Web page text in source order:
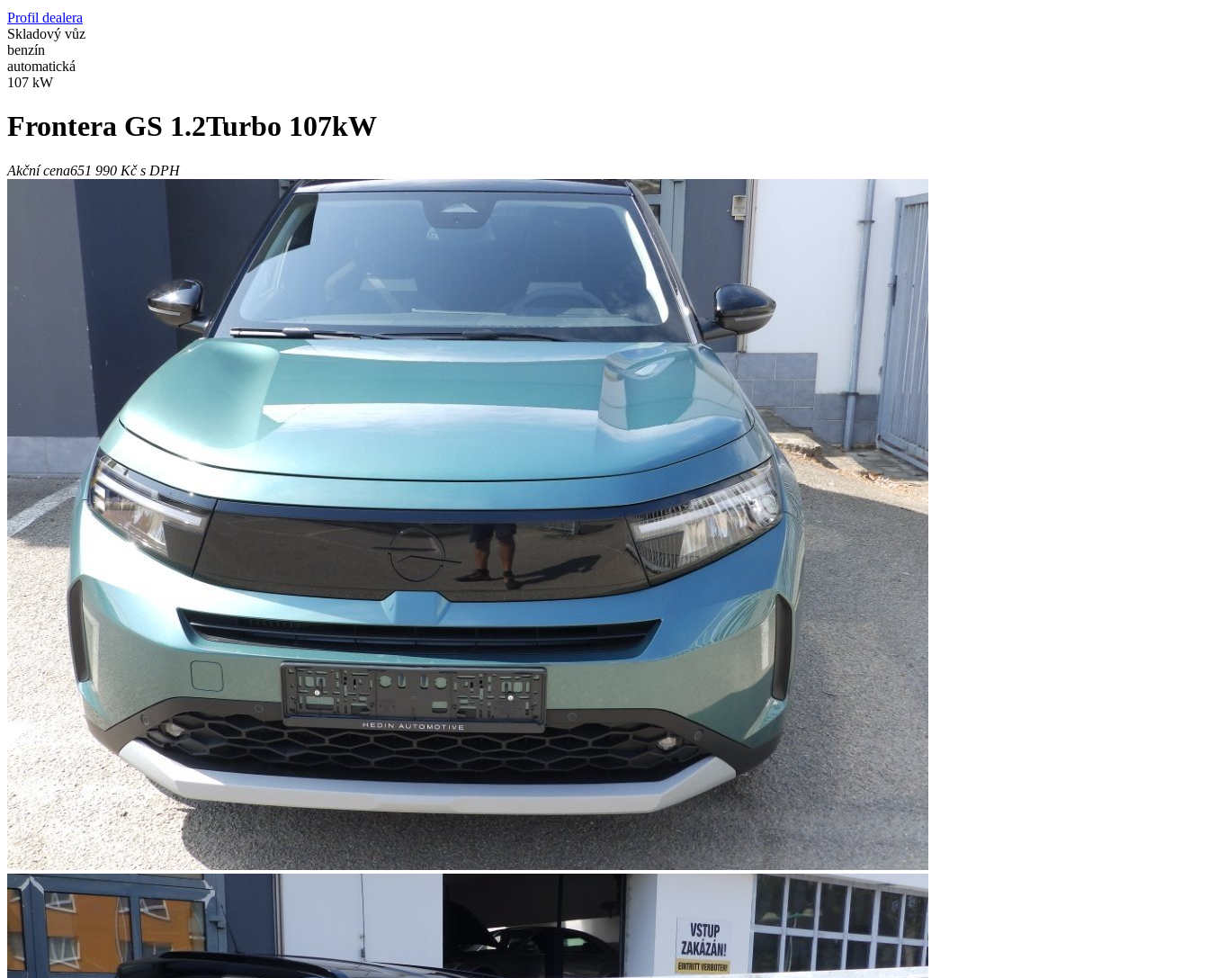
Profil dealera
Skladový vůz
benzín
automatická
107 kW
Frontera GS 1.2Turbo 107kW
Akční cena651 990 Kčs DPH